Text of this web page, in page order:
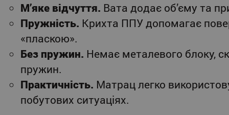
М’яке відчуття. Вата додає об’єму та
Пружність. Крихта ППУ допомагає
«пласкою».
Без пружин. Немає металевого блоку,
пружин.
Практичність. Матрац легко
побутових ситуаціях.